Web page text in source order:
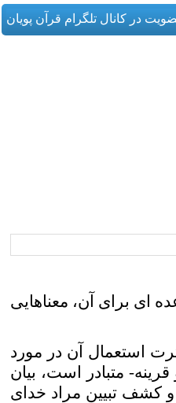
در کانال تلگرام قرآن پویان
ای برای آن، معناهایی
استعمال آن در مورد
متبادر است، بیان
کشف تبیین مراد خدای